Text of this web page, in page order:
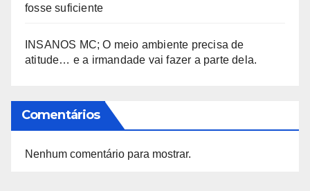
fosse suficiente
INSANOS MC; O meio ambiente precisa de
atitude… e a irmandade vai fazer a parte dela.
Comentários
Nenhum comentário para mostrar.